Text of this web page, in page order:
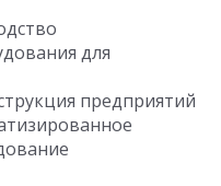
для
предприятий